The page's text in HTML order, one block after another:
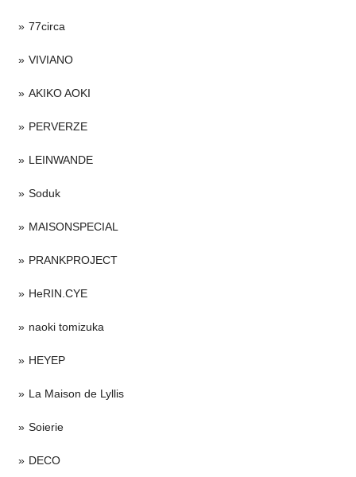
77circa
VIVIANO
AKIKO AOKI
PERVERZE
LEINWANDE
Soduk
MAISONSPECIAL
PRANKPROJECT
HeRIN.CYE
naoki tomizuka
HEYEP
La Maison de Lyllis
Soierie
DECO